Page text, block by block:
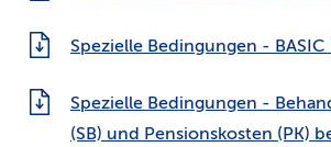
Spezielle Bedingungen - BASIC
Spezielle Bedingungen -
(SB) und Pensionskosten (PK)